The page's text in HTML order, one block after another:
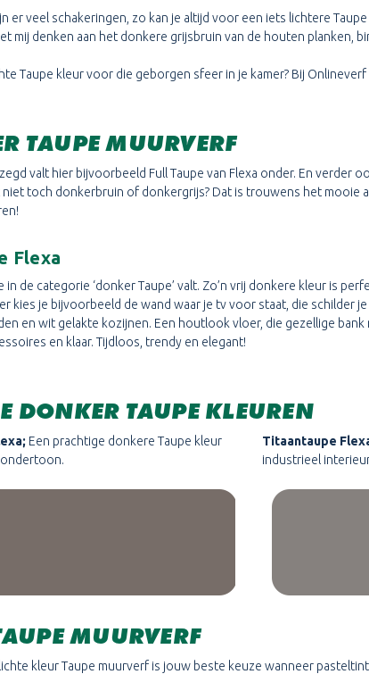
er veel schakeringen, zo kan je altijd voor een iets lichtere
mij denken aan het donkere grijsbruin van de houten planken,
Taupe kleur voor die geborgen sfeer in je kamer? Bij
TAUPE MUURVERF
valt hier bijvoorbeeld Full Taupe van Flexa onder. En verder
niet toch donkerbruin of donkergrijs? Dat is trouwens het mooie
Flexa
in de categorie ‘donker Taupe’ valt. Zo’n vrij donkere kleur is
kies je bijvoorbeeld de wand waar je tv voor staat, die schilder
en wit gelakte kozijnen. Een houtlook vloer, die gezellige
en klaar. Tijdloos, trendy en elegant!
DONKER TAUPE KLEUREN
Een prachtige donkere Taupe kleur
Titaantaupe
industrieel
MUURVERF
kleur Taupe muurverf is jouw beste keuze wanneer